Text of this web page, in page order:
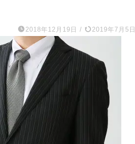
2018年12月19日 / 2019年7月5日